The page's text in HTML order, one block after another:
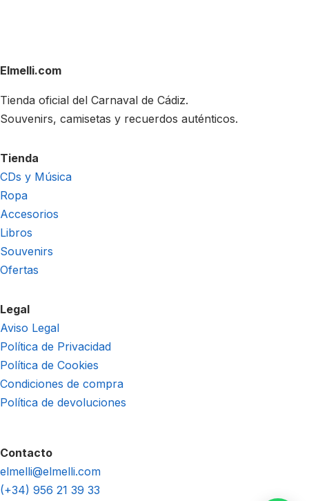
Elmelli.com
Tienda oficial del Carnaval de Cádiz.
Souvenirs, camisetas y recuerdos auténticos.
Tienda
CDs y Música
Ropa
Accesorios
Libros
Souvenirs
Ofertas
Legal
Aviso Legal
Política de Privacidad
Política de Cookies
Condiciones de compra
Política de devoluciones
Contacto
elmelli@elmelli.com
(+34) 956 21 39 33